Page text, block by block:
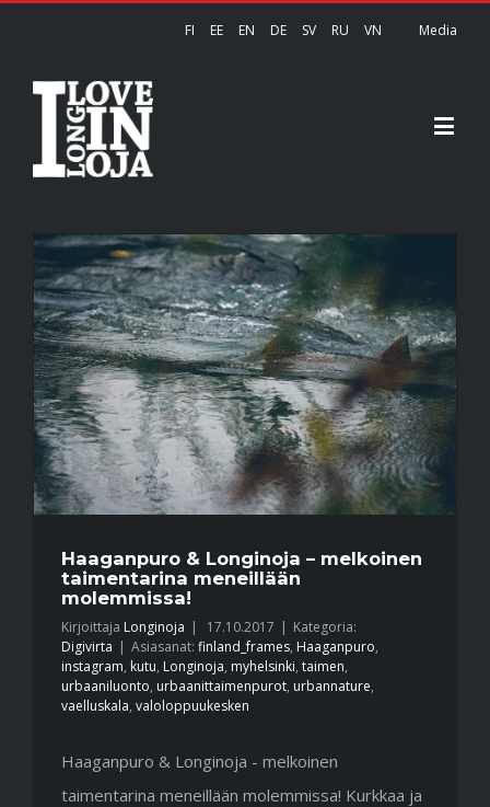
FI EE EN DE SV RU VN Media
Haaganpuro & Longinoja – melkoinen
taimentarina meneillään
molemmissa!
Kirjoittaja Longinoja | 17.10.2017 | Kategoria:
Digivirta | Asiasanat: finland_frames, Haaganpuro,
instagram, kutu, Longinoja, myhelsinki, taimen,
urbaaniluonto, urbaanittaimenpurot, urbannature,
vaelluskala, valoloppuukesken
Haaganpuro & Longinoja - melkoinen
taimentarina meneillään molemmissa! Kurkkaa ja